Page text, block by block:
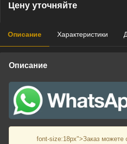
Цену уточняйте
Описание Характеристики
Описание
font-size:18px">Заказ можете